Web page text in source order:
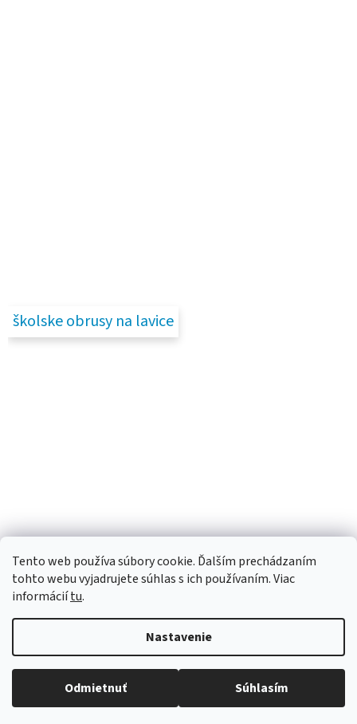
Tento web používa súbory cookie. Ďalším prechádzaním
tohto webu vyjadrujete súhlas s ich používaním. Viac
informáciítu.
Nastavenie
Odmietnuť Súhlasím
Robíme všetko pre to, aby sme vaše objednávky doručili
čo najskôr. Ospravedlňujeme sa za prípadné oneskorenie
školske obrusy na lavice
Vytvoril Shoptet
Copyright 2026Luana e-shop . Všetky práva vyhradené.